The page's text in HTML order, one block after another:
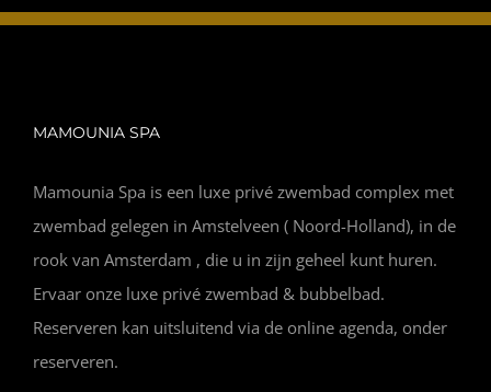
MAMOUNIA SPA
Mamounia Spa is een luxe privé zwembad complex met
zwembad gelegen in Amstelveen ( Noord-Holland), in de
rook van Amsterdam , die u in zijn geheel kunt huren.
Ervaar onze luxe privé zwembad & bubbelbad.
Reserveren kan uitsluitend via de online agenda, onder
reserveren.